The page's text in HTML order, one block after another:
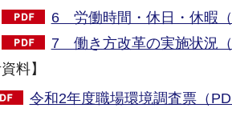
6 労働時間・休日・休暇（
7 働き方改革の実施状況（
料】
令和2年度職場環境調査票（